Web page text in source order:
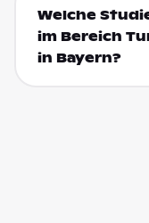
Welche
im Bereich
in Bayern?